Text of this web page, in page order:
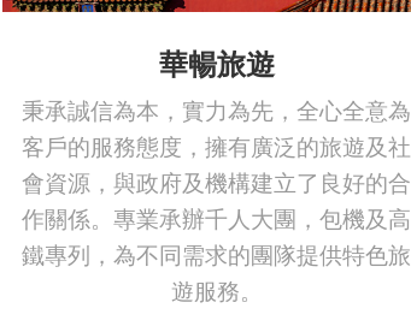
華暢旅遊
秉承誠信為本，實力為先，全心全意為
客戶的服務態度，擁有廣泛的旅遊及社
會資源，與政府及機構建立了良好的合
作關係。專業承辦千人大團，包機及高
鐵專列，為不同需求的團隊提供特色旅
遊服務。